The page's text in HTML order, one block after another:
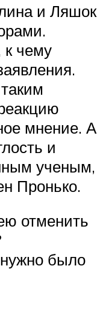
и Ляшок
чему
мнение. А
и
ученым,
Пронько.
отменить
было